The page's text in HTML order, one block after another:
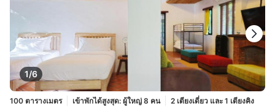
1/6
100 ตารางเมตร เข้าพักได้สูงสุด: ผู้ใหญ่ 8 คน
2 เตียงเดี่ยว และ 1 เตียงคิง